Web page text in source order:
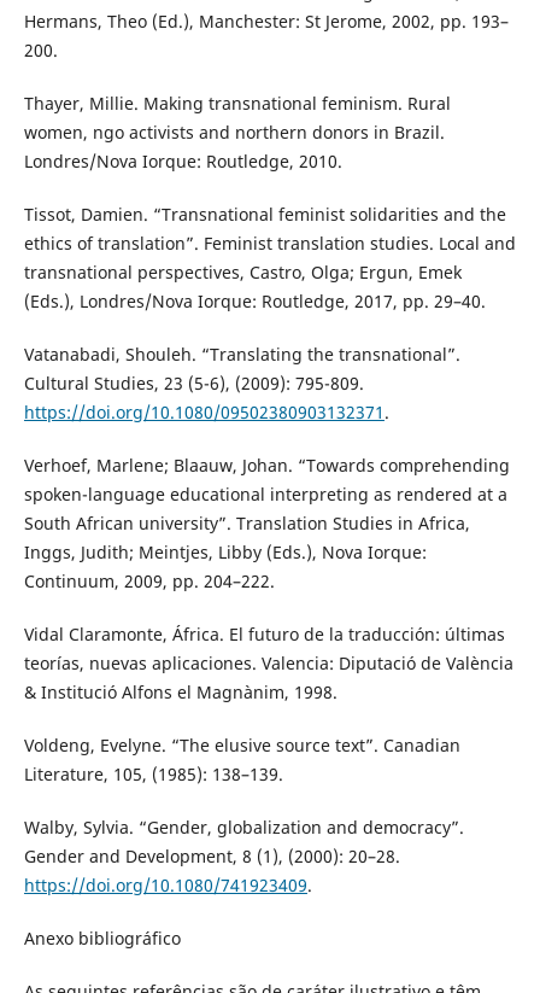
Hermans, Theo (Ed.), Manchester: St Jerome, 2002, pp. 193–
200.
Thayer, Millie. Making transnational feminism. Rural
women, ngo activists and northern donors in Brazil.
Londres/Nova Iorque: Routledge, 2010.
Tissot, Damien. “Transnational feminist solidarities and the
ethics of translation”. Feminist translation studies. Local and
transnational perspectives, Castro, Olga; Ergun, Emek
(Eds.), Londres/Nova Iorque: Routledge, 2017, pp. 29–40.
Vatanabadi, Shouleh. “Translating the transnational”.
Cultural Studies, 23 (5-6), (2009): 795-809.
https://doi.org/10.1080/09502380903132371 .
Verhoef, Marlene; Blaauw, Johan. “Towards comprehending
spoken-language educational interpreting as rendered at a
South African university”. Translation Studies in Africa,
Inggs, Judith; Meintjes, Libby (Eds.), Nova Iorque:
Continuum, 2009, pp. 204–222.
Vidal Claramonte, África. El futuro de la traducción: últimas
teorías, nuevas aplicaciones. Valencia: Diputació de València
& Institució Alfons el Magnànim, 1998.
Voldeng, Evelyne. “The elusive source text”. Canadian
Literature, 105, (1985): 138–139.
Walby, Sylvia. “Gender, globalization and democracy”.
Gender and Development, 8 (1), (2000): 20–28.
https://doi.org/10.1080/741923409.
Anexo bibliográfico